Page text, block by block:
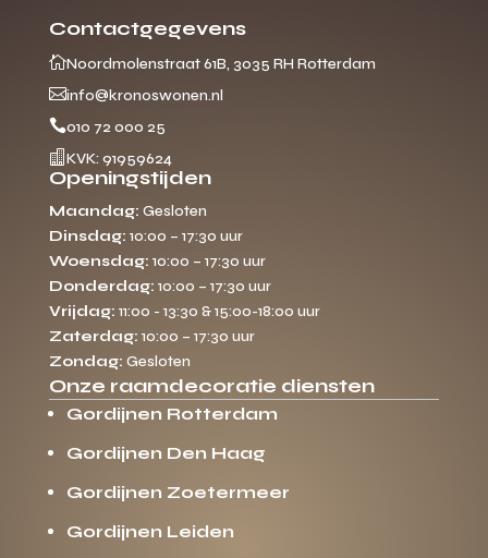
Contactgegevens
Noordmolenstraat 61B, 3035 RH Rotterdam
info@kronoswonen.nl
010 72 000 25
 KVK: 91959624
Openingstijden
Maandag: Gesloten
Dinsdag: 10:00 – 17:30 uur
Woensdag: 10:00 – 17:30 uur
Donderdag: 10:00 – 17:30 uur
Vrijdag: 11:00 - 13:30 & 15:00-18:00 uur
Zaterdag: 10:00 – 17:30 uur
Zondag: Gesloten
Onze raamdecoratie diensten
Gordijnen Rotterdam
Gordijnen Den Haag
Gordijnen Zoetermeer
Gordijnen Leiden